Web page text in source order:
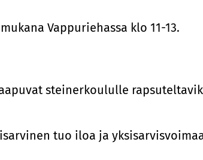
Vappuriehassa klo 11-13.
steinerkoululle
tuo iloa ja